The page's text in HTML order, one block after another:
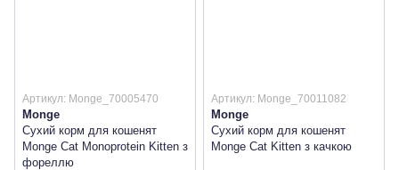
Артикул: Monge_70005470
Monge
Сухий корм для кошенят
Monge Cat Monoprotein Kitten з
фореллю
Артикул: Monge_70011082
Monge
Сухий корм для кошенят
Monge Cat Kitten з качкою